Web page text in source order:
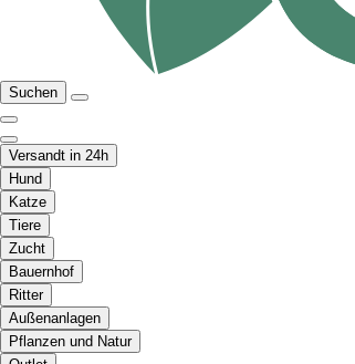
Suchen
Versandt in 24h
Hund
Katze
Tiere
Zucht
Bauernhof
Ritter
Außenanlagen
Pflanzen und Natur